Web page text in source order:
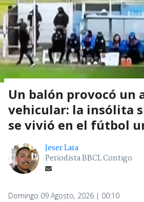
Un balón provocó un
vehicular: la insólita
se vivió en el fútbol
Jeser Lara
Periodista BBCL Contigo
Domingo 09 Agosto, 2026 | 00:10